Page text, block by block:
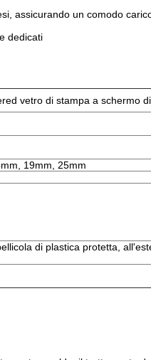
assicurando un comodo
dedicati
vetro di stampa a schermo
19mm, 25mm
di plastica protetta,